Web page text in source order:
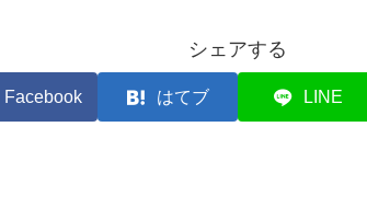
シェアする
Facebook はてブ LINE